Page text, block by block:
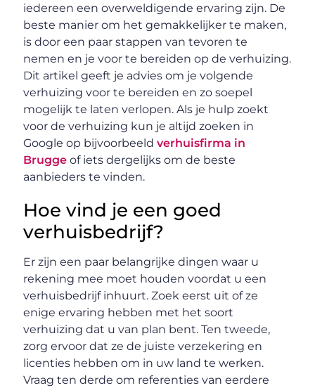
iedereen een overweldigende ervaring zijn. De
beste manier om het gemakkelijker te maken,
is door een paar stappen van tevoren te
nemen en je voor te bereiden op de verhuizing.
Dit artikel geeft je advies om je volgende
verhuizing voor te bereiden en zo soepel
mogelijk te laten verlopen. Als je hulp zoekt
voor de verhuizing kun je altijd zoeken in
Google op bijvoorbeeldverhuisfirma in
Brugge of iets dergelijks om de beste
aanbieders te vinden.
Hoe vind je een goed
verhuisbedrijf?
Er zijn een paar belangrijke dingen waar u
rekening mee moet houden voordat u een
verhuisbedrijf inhuurt. Zoek eerst uit of ze
enige ervaring hebben met het soort
verhuizing dat u van plan bent. Ten tweede,
zorg ervoor dat ze de juiste verzekering en
licenties hebben om in uw land te werken.
Vraag ten derde om referenties van eerdere